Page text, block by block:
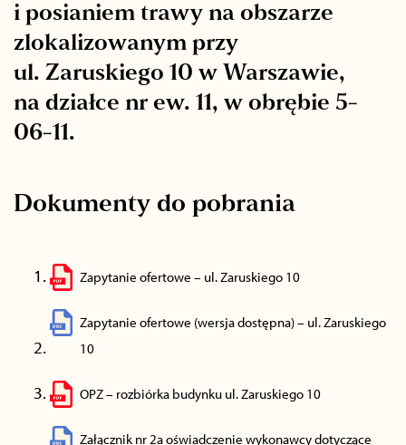
i posianiem trawy na obszarze
zlokalizowanym przy
ul. Zaruskiego 10 w Warszawie,
na działce nr ew. 11, w obrębie 5-
06-11.
Dokumenty do pobrania
Zapytanie ofertowe – ul. Zaruskiego 10
Zapytanie ofertowe (wersja dostępna) – ul. Zaruskiego
10
OPZ – rozbiórka budynku ul. Zaruskiego 10
Załącznik nr 2a oświadczenie wykonawcy dotyczące